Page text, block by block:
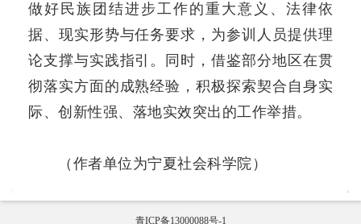
做好民族团结进步工作的重大意义、法律依
据、现实形势与任务要求，为参训人员提供理
论支撑与实践指引。同时，借鉴部分地区在贯
彻落实方面的成熟经验，积极探索契合自身实
际、创新性强、落地实效突出的工作举措。
（作者单位为宁夏社会科学院）
青ICP备13000088号-1